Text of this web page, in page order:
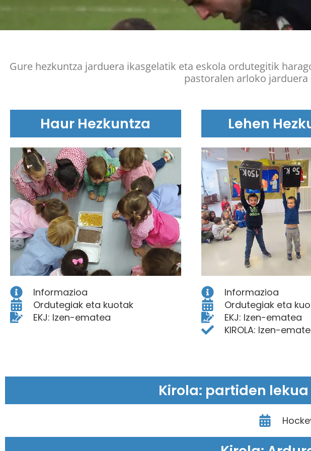
Gure hezkuntza jarduera ikasgelatik eta eskola ordutegitik
pastoralen arloko jarduera
Haur Hezkuntza
Informazioa
Ordutegiak eta kuotak
EKJ: Izen-ematea
Lehen
Informazioa
Ordutegiak eta
EKJ: Izen-ematea
KIROLA: Izen-
Kirola: partiden